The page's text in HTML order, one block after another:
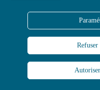
Refuser
Plan du site
Open Data